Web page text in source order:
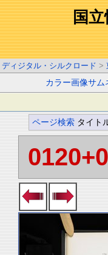
国
ディジタル・シルクロード >
カラー画像サム
ページ検索 タイト